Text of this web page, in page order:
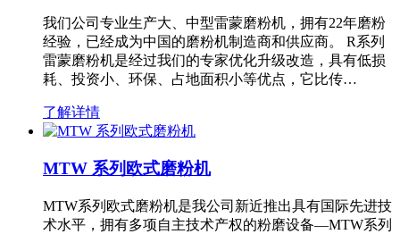
我们公司专业生产大、中型雷蒙磨粉机，拥有22年磨粉
经验，已经成为中国的磨粉机制造商和供应商。 R系列
雷蒙磨粉机是经过我们的专家优化升级改造，具有低损
耗、投资小、环保、占地面积小等优点，它比传…
了解详情
MTW 系列欧式磨粉机
MTW系列欧式磨粉机是我公司新近推出具有国际先进技
术水平，拥有多项自主技术产权的粉磨设备—MTW系列